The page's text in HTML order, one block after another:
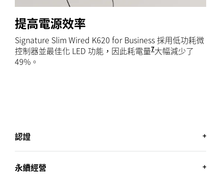
提高電源效率
Signature Slim Wired K620 for Business 採用低功耗微
控制器並最佳化 LED 功能，因此耗電量7比 Logitech K120
大幅減少了
49%。
認證
商務認證
永續經營